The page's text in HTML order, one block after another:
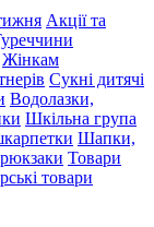
Акції та
Жінкам
Сукні дитячі
Водолазки,
Шкільна група
Шапки,
Товари
товари